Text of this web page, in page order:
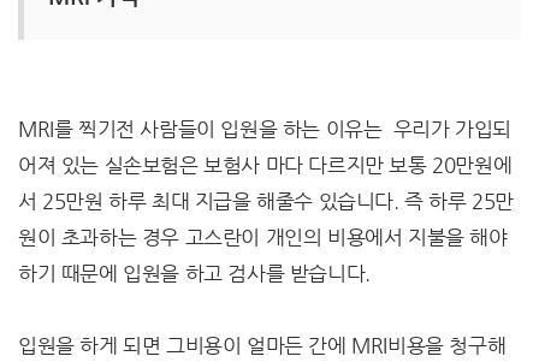
MRI를 찍기전 사람들이 입원을 하는 이유는 우리가 가입되
어져 있는 실손보험은 보험사 마다 다르지만 보통 20만원에
서 25만원 하루 최대 지급을 해줄수 있습니다. 즉 하루 25만
원이 초과하는 경우 고스란이 개인의 비용에서 지불을 해야
하기 때문에 입원을 하고 검사를 받습니다.
입원을 하게 되면 그비용이 얼마든 간에 MRI비용을 청구해